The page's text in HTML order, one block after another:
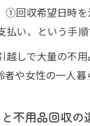
①回収希望日時
い、という手順
越しで大量の不
や女性の一人
不用品回収の